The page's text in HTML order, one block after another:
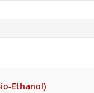
Ethanol)